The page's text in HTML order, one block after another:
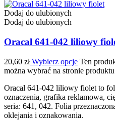
Dodaj do ulubionych
Dodaj do ulubionych
Oracal 641-042 liliowy
20,60 złWybierz opcje Ten
można wybrać na stronie produktu
Oracal 641-042 liliowy fiolet to
oznaczenia, grafika reklamowa,
seria: 641, 042. Folia
oklejania i oznakowania.